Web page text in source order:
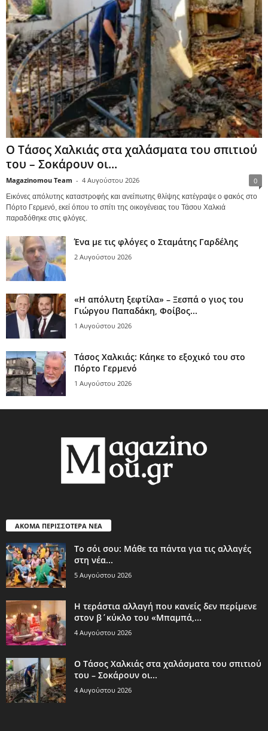
Ο Τάσος Χαλκιάς στα χαλάσματα του σπιτιού
του – Σοκάρουν οι...
Magazinomou Team - 4 Αυγούστου 2026 0
Εικόνες απόλυτης καταστροφής και ανείπωτης θλίψης κατέγραψε ο φακός στο
Πόρτο Γερμενό, εκεί όπου το σπίτι της οικογένειας του Τάσου Χαλκιά
παραδόθηκε στις φλόγες.
Ένα με τις φλόγες ο Σταμάτης Γαρδέλης
2 Αυγούστου 2026
«Η απόλυτη ξεφτίλα» – Ξεσπά ο γιος του
Γιώργου Παπαδάκη, Φοίβος...
1 Αυγούστου 2026
Τάσος Χαλκιάς: Κάηκε το εξοχικό του στο
Πόρτο Γερμενό
1 Αυγούστου 2026
ΑΚΟΜΑ ΠΕΡΙΣΣΟΤΕΡΑ ΝΕΑ
Το σόι σου: Μάθε τα πάντα για τις αλλαγές
στη νέα...
5 Αυγούστου 2026
Η τεράστια αλλαγή που κανείς δεν περίμενε
στον β΄κύκλο του «Μπαμπά,...
4 Αυγούστου 2026
Ο Τάσος Χαλκιάς στα χαλάσματα του σπιτιού
του – Σοκάρουν οι...
4 Αυγούστου 2026